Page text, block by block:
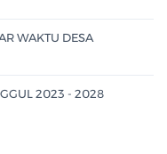
WAKTU DESA
2023 - 2028